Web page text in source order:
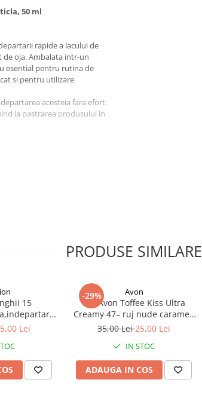
50 ml
rapide a lacului de
oja. Ambalata intr-un
esential pentru rutina de
si pentru utilizare
acesteia fara efort.
la pastrarea produsului in
de manichiura, geanta
curatarea unghiilor
PRODUSE SIMILARE
15
si
Lei
-29% Avon
Ruj Avon Toffee Kiss Ultra
Creamy 47– ruj nude caramel,
cremos, satinat, hidratant
35,00 Lei25,00 Lei
IN STOC
ADAUGA IN COS